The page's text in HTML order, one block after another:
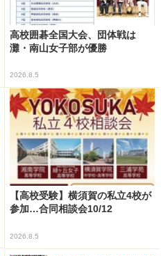
高校囲碁全国大会、団体戦は
灘・南山女子部が優勝
2026.8.5
【高校受験】横須賀の私立4校が
参加…合同相談会10/12
2026.8.5